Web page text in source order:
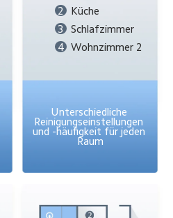
2
Küche
3
Schlafzimmer
4
Wohnzimmer 2
Unterschiedliche
Reinigungseinstellungen
und -häufigkeit für jeden
Raum